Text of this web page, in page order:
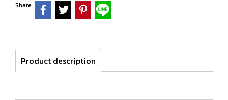
Share
Product description